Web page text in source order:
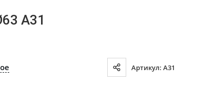
A31
Артикул: A31